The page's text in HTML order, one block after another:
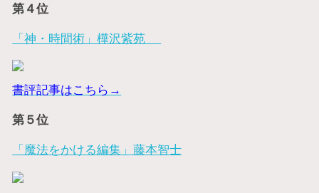
第４位
「神・時間術」樺沢紫苑
書評記事はこちら→
第５位
「魔法をかける編集」藤本智士